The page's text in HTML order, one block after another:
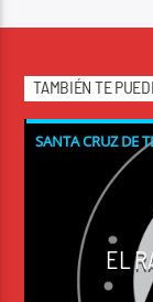
TAMBIÉN TE
SANTA CRUZ DE
EL